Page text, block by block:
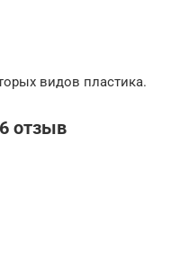
видов пластика.
отзыв